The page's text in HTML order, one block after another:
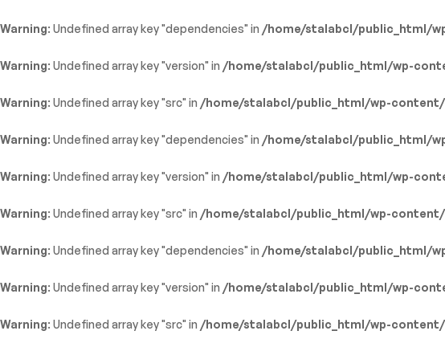
Warning: Undefined array key "dependencies" in /home/stalabcl/public_html/
Warning: Undefined array key "version" in /home/stalabcl/public_html/wp-
Warning: Undefined array key "src" in /home/stalabcl/public_html/wp-
Warning: Undefined array key "dependencies" in /home/stalabcl/public_html/
Warning: Undefined array key "version" in /home/stalabcl/public_html/wp-
Warning: Undefined array key "src" in /home/stalabcl/public_html/wp-
Warning: Undefined array key "dependencies" in /home/stalabcl/public_html/
Warning: Undefined array key "version" in /home/stalabcl/public_html/wp-
Warning: Undefined array key "src" in /home/stalabcl/public_html/wp-